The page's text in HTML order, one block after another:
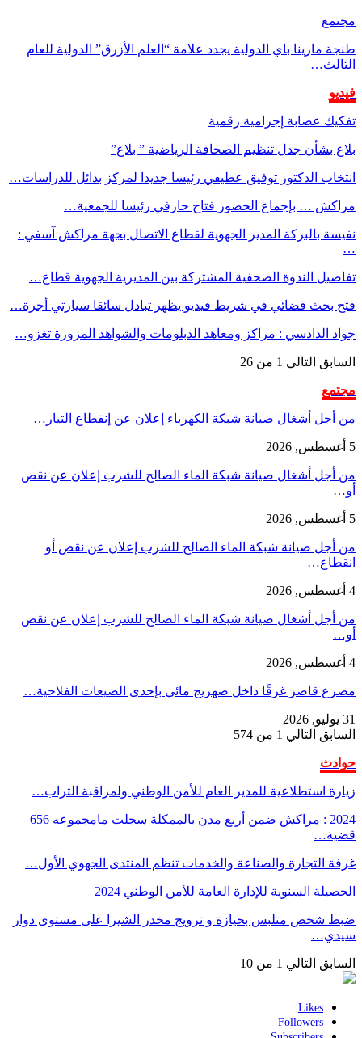
مجتمع
طنجة مارينا باي الدولية يجدد علامة “العلم الأزرق” الدولية للعام
الثالث…
فيديو
تفكيك عصابة إجرامية رقمية
بلاغ بشأن جدل تنظيم الصحافة الرياضية ” بلاغ”
انتخاب الدكتور توفيق عطيفي رئيسا جديدا لمركز بدائل للدراسات…
مراكش … بإجماع الحضور فتاح حارفي رئيسا للجمعية…
نفيسة بالبركة المدير الجهوية لقطاع الاتصال بجهة مراكش آسفي :
…
تفاصيل الندوة الصحفية المشتركة بين المديرية الجهوية قطاع…
فتح بحث قضائي في شريط فيديو يظهر تبادل سائقا سيارتي أجرة…
جواد الدادسي : مراكز ومعاهد الدبلومات والشواهد المزورة تغزو…
السابق التالي 1 من 26
مجتمع
من أجل أشغال صيانة شبكة الكهرباء إعلان عن إنقطاع التيار…
5 أغسطس, 2026
من أجل أشغال صيانة شبكة الماء الصالح للشرب إعلان عن نقص
أو…
5 أغسطس, 2026
من أجل صيانة شبكة الماء الصالح للشرب إعلان عن نقص أو
انقطاع…
4 أغسطس, 2026
من أجل أشغال صيانة شبكة الماء الصالح للشرب إعلان عن نقص
أو…
4 أغسطس, 2026
مصرع قاصر غرقًا داخل صهريج مائي بإحدى الضيعات الفلاحية…
31 يوليو, 2026
السابق التالي 1 من 574
حوادث
زيارة استطلاعية للمدير العام للأمن الوطني ولمراقبة التراب…
2024 : مراكش ضمن أربع مدن بالممكلة سجلت مامجموعه 656
قضية…
غرفة التجارة والصناعة والخدمات تنظم المنتدى الجهوي الأول…
الحصيلة السنوية للإدارة العامة للأمن الوطني 2024
ضبط شخص متلبس بحيازة و ترويج مخدر الشيرا على مستوى دوار
سيدي…
السابق التالي 1 من 10
Likes
Followers